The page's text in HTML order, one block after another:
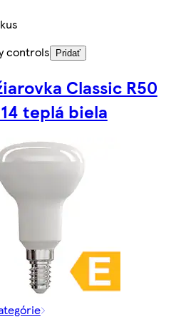
controls
Pridať
Classic R50
teplá biela